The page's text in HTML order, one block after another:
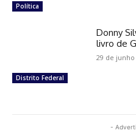
Política
Distrito Federal
Donny
livro de
29 de junho
-